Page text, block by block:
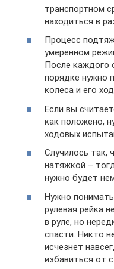
транспортном
находиться в
Процесс
умеренном
После каждого
порядке нужно
колеса и его
Если вы
как положено,
ходовых
Случилось так,
натяжкой –
нужно будет
Нужно
рулевая рейка
в руле, но
спасти. Никто
исчезнет
избавиться от